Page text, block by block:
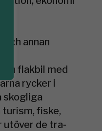
annan
en flakbil med
rycker i
skogliga
fiske,
utöver de tra-